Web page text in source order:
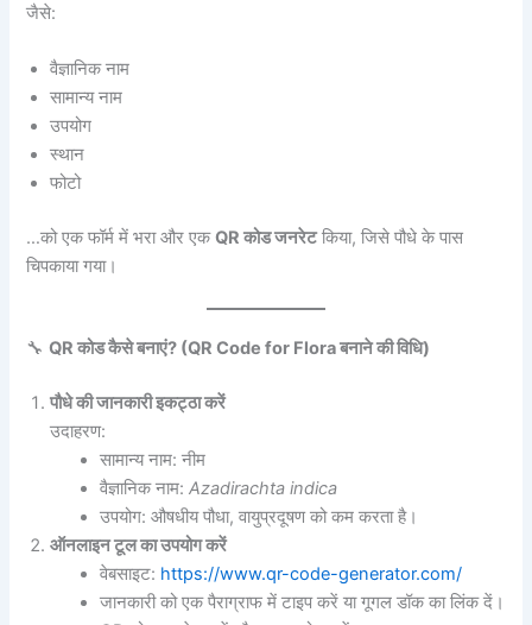
जैसे:
वैज्ञानिक नाम
सामान्य नाम
उपयोग
स्थान
फोटो
…को एक फॉर्म में भरा और एकQR कोड जनरेटकिया, जिसे पौधे के पास
चिपकाया गया।
🔧QR कोड कैसे बनाएं? (QR Code for Flora बनाने की विधि)
पौधे की जानकारी इकट्ठा करें
उदाहरण:
सामान्य नाम: नीम
वैज्ञानिक नाम:Azadirachta indica
उपयोग: औषधीय पौधा, वायुप्रदूषण को कम करता है।
ऑनलाइन टूल का उपयोग करें
वेबसाइट: https://www.qr-code-generator.com/
जानकारी को एक पैराग्राफ में टाइप करें या गूगल डॉक का लिंक दें।